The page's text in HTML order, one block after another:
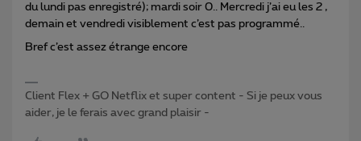
du lundi pas enregistré); mardi soir 0.. Mercredi j’ai eu les 2 ,
demain et vendredi visiblement c’est pas programmé..
Bref c’est assez étrange encore
Client Flex + GO Netflix et super content - Si je peux vous
aider, je le ferais avec grand plaisir -